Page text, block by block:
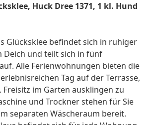
Huck Dree 1371, 1 kl. Hund
Glücksklee befindet sich in ruhiger
Deich und teilt sich in fünf
Alle Ferienwohnungen bieten die
Tag auf der Terrasse,
Freisitz im Garten ausklingen zu
und Trockner stehen für Sie
separaten Wäscheraum bereit.